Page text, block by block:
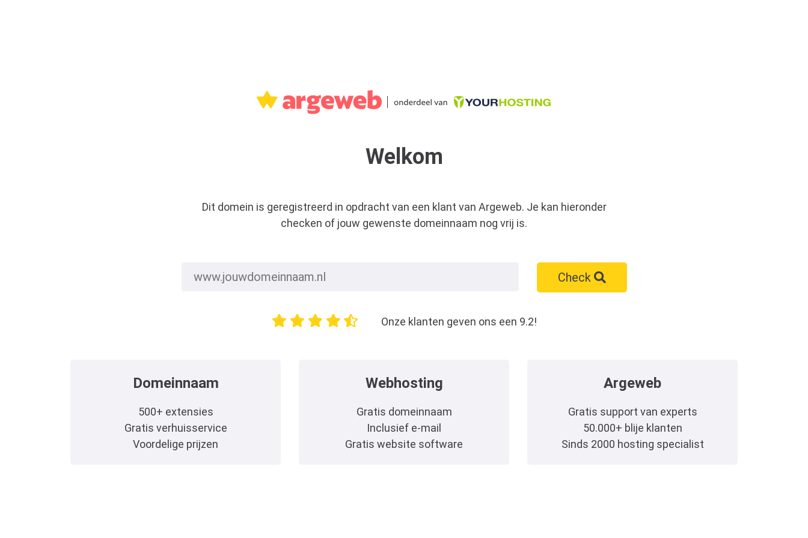
Welkom
Dit domein is geregistreerd in opdracht van een klant van Argeweb. Je kan hieronder
checken of jouw gewenste domeinnaam nog vrij is.
Check
Onze klanten geven ons een 9.2!
Domeinnaam
500+ extensies
Gratis verhuisservice
Voordelige prijzen
Webhosting
Gratis domeinnaam
Inclusief e-mail
Gratis website software
Argeweb
Gratis support van experts
50.000+ blije klanten
Sinds 2000 hosting specialist